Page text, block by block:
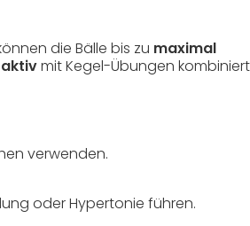
die Bälle bis zu maximal
aktivmit Kegel-Übungen kombiniert
verwenden.
oder Hypertonie führen.